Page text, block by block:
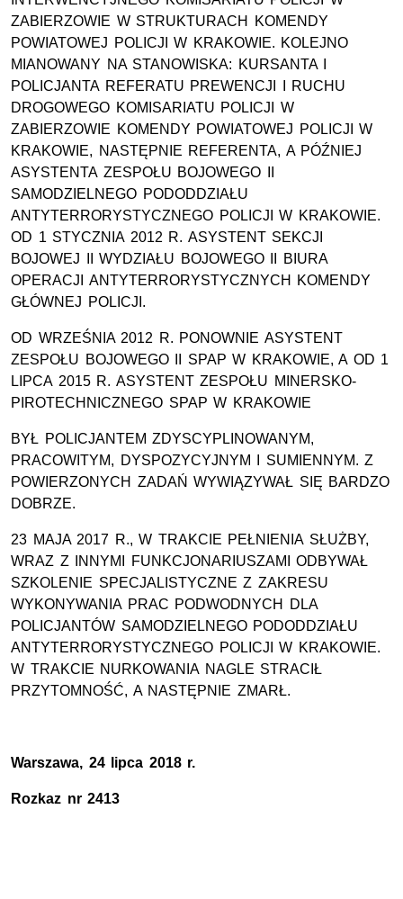
ZABIERZOWIE W STRUKTURACH KOMENDY
POWIATOWEJ POLICJI W KRAKOWIE. KOLEJNO
MIANOWANY NA STANOWISKA: KURSANTA I
POLICJANTA REFERATU PREWENCJI I RUCHU
DROGOWEGO KOMISARIATU POLICJI W
ZABIERZOWIE KOMENDY POWIATOWEJ POLICJI W
KRAKOWIE, NASTĘPNIE REFERENTA, A PÓŹNIEJ
ASYSTENTA ZESPOŁU BOJOWEGO II
SAMODZIELNEGO PODODDZIAŁU
ANTYTERRORYSTYCZNEGO POLICJI W KRAKOWIE.
OD 1 STYCZNIA 2012 R. ASYSTENT SEKCJI
BOJOWEJ II WYDZIAŁU BOJOWEGO II BIURA
OPERACJI ANTYTERRORYSTYCZNYCH KOMENDY
GŁÓWNEJ POLICJI.
OD WRZEŚNIA 2012 R. PONOWNIE ASYSTENT
ZESPOŁU BOJOWEGO II SPAP W KRAKOWIE, A OD 1
LIPCA 2015 R. ASYSTENT ZESPOŁU MINERSKO-
PIROTECHNICZNEGO SPAP W KRAKOWIE
BYŁ POLICJANTEM ZDYSCYPLINOWANYM,
PRACOWITYM, DYSPOZYCYJNYM I SUMIENNYM. Z
POWIERZONYCH ZADAŃ WYWIĄZYWAŁ SIĘ BARDZO
DOBRZE.
23 MAJA 2017 R., W TRAKCIE PEŁNIENIA SŁUŻBY,
WRAZ Z INNYMI FUNKCJONARIUSZAMI ODBYWAŁ
SZKOLENIE SPECJALISTYCZNE Z ZAKRESU
WYKONYWANIA PRAC PODWODNYCH DLA
POLICJANTÓW SAMODZIELNEGO PODODDZIAŁU
ANTYTERRORYSTYCZNEGO POLICJI W KRAKOWIE.
W TRAKCIE NURKOWANIA NAGLE STRACIŁ
PRZYTOMNOŚĆ, A NASTĘPNIE ZMARŁ.
Warszawa, 24 lipca 2018 r.
Rozkaz nr 2413